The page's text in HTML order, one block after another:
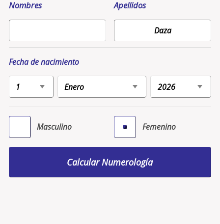
Nombres Apellidos
Fecha de nacimiento
Masculino Femenino